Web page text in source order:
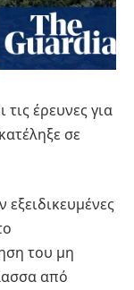
έρευνες για
σε
του μη
από